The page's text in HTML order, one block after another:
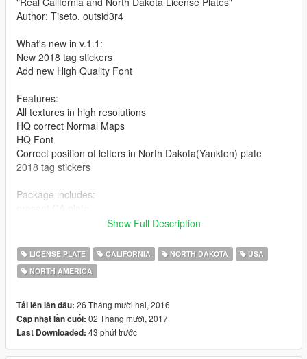
Author: Tiseto, outsid3r4
What's new in v.1.1:
New 2018 tag stickers
Add new High Quality Font
Features:
All textures in high resolutions
HQ correct Normal Maps
HQ Font
Correct position of letters in North Dakota(Yankton) plate
2018 tag stickers
Package includes:
black/yellow CA plate
CA Exempt plate
Golden State CA plate
dirt/clean North Dakota plate
Installation:
Replace textures in file "vehshare.ytd" along the way:
\Grand Theft Auto V\mods\x64e.rpf\levels\gta5\vehicles.rpf\ и
\Grand Theft Auto
Show Full Description
LICENSE PLATE CALIFORNIA NORTH DAKOTA
USA
NORTH AMERICA
Tải lên lần đầu: 26 Tháng mười hai, 2016
Cập nhật lần cuối: 02 Tháng mười, 2017
Last Downloaded: 43 phút trước